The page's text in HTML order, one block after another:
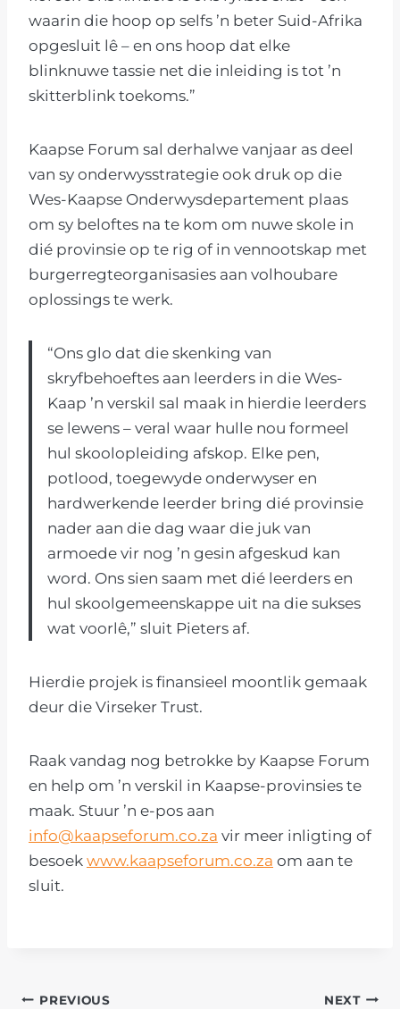
waarin die hoop op selfs ’n beter Suid-Afrika
opgesluit lê – en ons hoop dat elke
blinknuwe tassie net die inleiding is tot ’n
skitterblink toekoms.”
Kaapse Forum sal derhalwe vanjaar as deel
van sy onderwysstrategie ook druk op die
Wes-Kaapse Onderwysdepartement plaas
om sy beloftes na te kom om nuwe skole in
dié provinsie op te rig of in vennootskap met
burgerregteorganisasies aan volhoubare
oplossings te werk.
“Ons glo dat die skenking van
skryfbehoeftes aan leerders in die Wes-
Kaap ’n verskil sal maak in hierdie leerders
se lewens – veral waar hulle nou formeel
hul skoolopleiding afskop. Elke pen,
potlood, toegewyde onderwyser en
hardwerkende leerder bring dié provinsie
nader aan die dag waar die juk van
armoede vir nog ’n gesin afgeskud kan
word. Ons sien saam met dié leerders en
hul skoolgemeenskappe uit na die sukses
wat voorlê,” sluit Pieters af.
Hierdie projek is finansieel moontlik gemaak
deur die Virseker Trust.
Raak vandag nog betrokke by Kaapse Forum
en help om ’n verskil in Kaapse-provinsies te
maak. Stuur ’n e-pos aan
info@kaapseforum.co.za vir meer inligting of
besoek www.kaapseforum.co.za om aan te
sluit.
PREVIOUS NEXT